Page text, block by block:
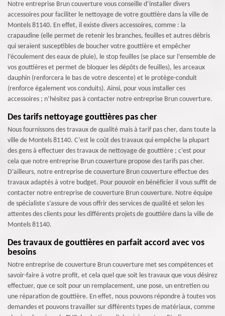
Notre entreprise Brun couverture vous conseille d’installer divers
accessoires pour faciliter le nettoyage de votre gouttière dans la ville de
Montels 81140. En effet, il existe divers accessoires, comme : la
crapaudine (elle permet de retenir les branches, feuilles et autres débris
qui seraient susceptibles de boucher votre gouttière et empêcher
l’écoulement des eaux de pluie), le stop feuilles (se place sur l’ensemble de
vos gouttières et permet de bloquer les dépôts de feuilles), les arceaux
dauphin (renforcera le bas de votre descente) et le protège-conduit
(renforce également vos conduits). Ainsi, pour vous installer ces
accessoires ; n’hésitez pas à contacter notre entreprise Brun couverture.
Des tarifs nettoyage gouttières pas cher
Nous fournissons des travaux de qualité mais à tarif pas cher, dans toute la
ville de Montels 81140. C’est le coût des travaux qui empêche la plupart
des gens à effectuer des travaux de nettoyage de gouttière ; c’est pour
cela que notre entreprise Brun couverture propose des tarifs pas cher.
D’ailleurs, notre entreprise de couverture Brun couverture effectue des
travaux adaptés à votre budget. Pour pouvoir en bénéficier il vous suffit de
contacter notre entreprise de couverture Brun couverture. Notre équipe
de spécialiste s’assure de vous offrir des services de qualité et selon les
attentes des clients pour les différents projets de gouttière dans la ville de
Montels 81140.
Des travaux de gouttières en parfait accord avec vos
besoins
Notre entreprise de couverture Brun couverture met ses compétences et
savoir-faire à votre profit, et cela quel que soit les travaux que vous désirez
effectuer, que ce soit pour un remplacement, une pose, un entretien ou
une réparation de gouttière. En effet, nous pouvons répondre à toutes vos
demandes et pouvons travailler sur différents types de matériaux, comme